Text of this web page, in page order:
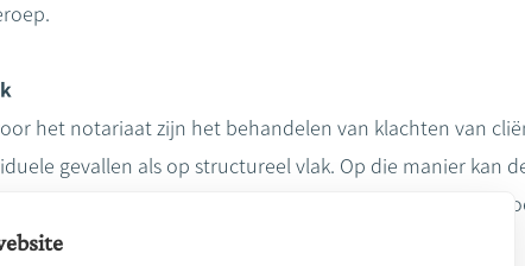
het notariaat zijn het behandelen van klachten van
gevallen als op structureel vlak. Op die manier kan
Dit alles op een onafhankelijke, onpartijdige en
weet.